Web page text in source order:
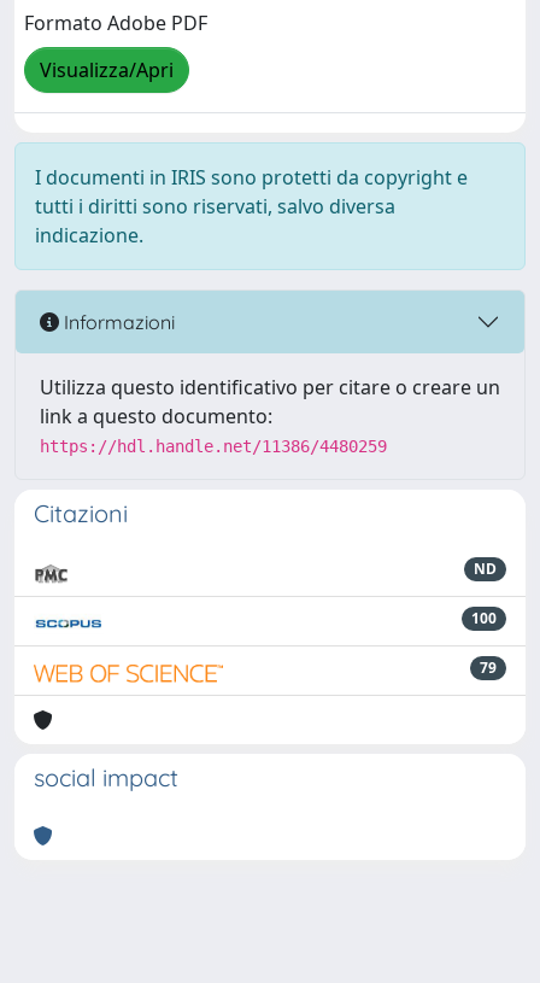
Formato Adobe PDF
Visualizza/Apri
I documenti in IRIS sono protetti da copyright e
tutti i diritti sono riservati, salvo diversa
indicazione.
Informazioni
Utilizza questo identificativo per citare o creare un
link a questo documento:
https://hdl.handle.net/11386/4480259
Citazioni
ND
100
79
social impact